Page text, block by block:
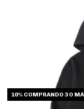
10% COMPRANDO 3 O